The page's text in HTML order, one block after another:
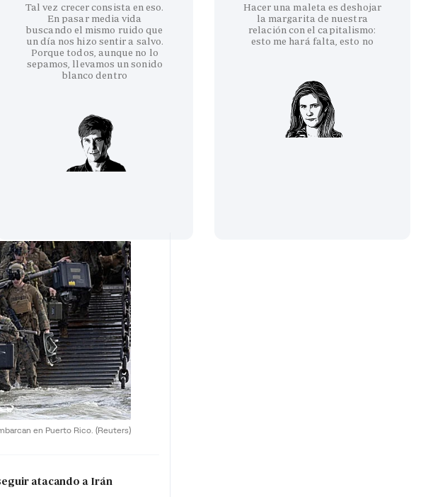
Tal vez crecer consista en eso.
En pasar media vida
buscando el mismo ruido que
un día nos hizo sentir a salvo.
Porque todos, aunque no lo
sepamos, llevamos un sonido
blanco dentro
Hacer una maleta es deshojar
la margarita de nuestra
relación con el capitalismo:
esto me hará falta, esto no
en Puerto Rico. (Reuters)
atacando a Irán